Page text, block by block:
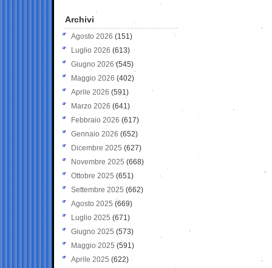
Archivi
Agosto 2026 (151)
Luglio 2026 (613)
Giugno 2026 (545)
Maggio 2026 (402)
Aprile 2026 (591)
Marzo 2026 (641)
Febbraio 2026 (617)
Gennaio 2026 (652)
Dicembre 2025 (627)
Novembre 2025 (668)
Ottobre 2025 (651)
Settembre 2025 (662)
Agosto 2025 (669)
Luglio 2025 (671)
Giugno 2025 (573)
Maggio 2025 (591)
Aprile 2025 (622)